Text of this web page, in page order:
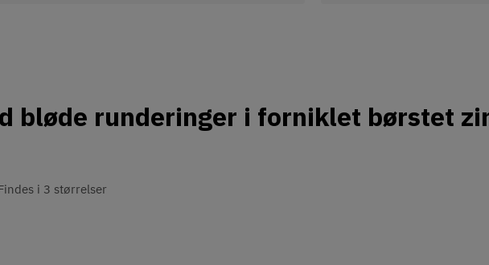
bløde runderinger i forniklet børstet
i 3 størrelser